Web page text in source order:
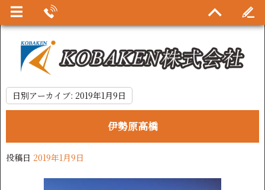
日別アーカイブ: 2019年1月9日
伊勢原高橋
投稿日 2019年1月9日